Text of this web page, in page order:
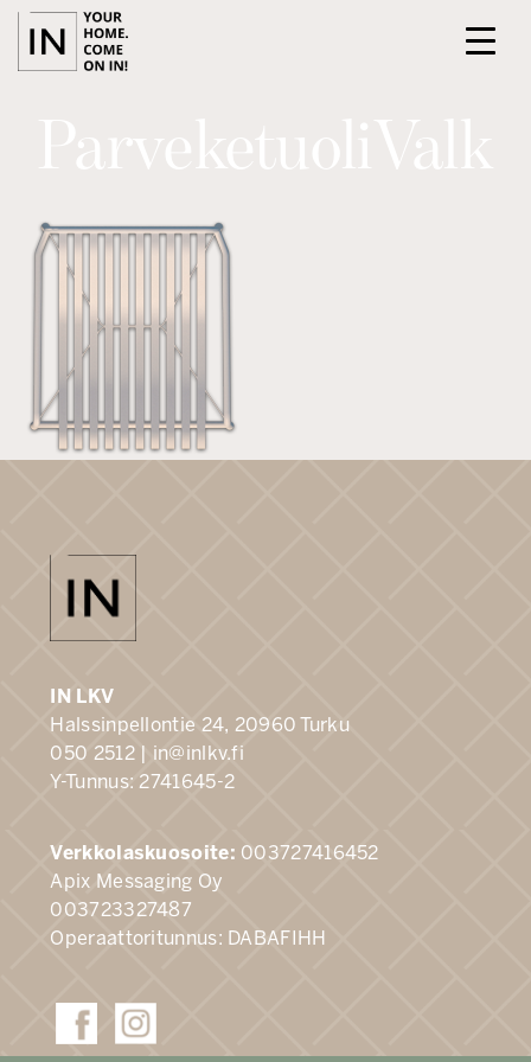
PALVELUT
ILMOITTAUDU ASUNTOESITTELYYN
IN LKV
Halssinpellontie 24, 20960 Turku
050 2512 | in@inlkv.fi
Y-Tunnus: 2741645-2
Verkkolaskuosoite: 003727416452
Apix Messaging Oy
003723327487
Operaattoritunnus: DABAFIHH